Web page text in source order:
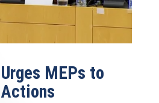
MEPs to